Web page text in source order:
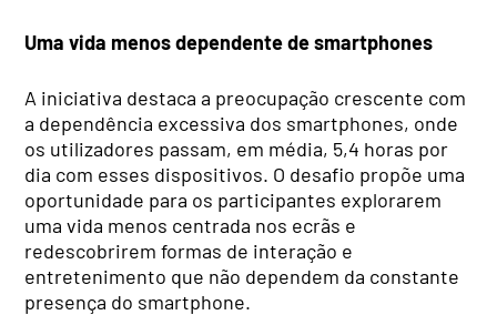
Uma vida menos dependente de smartphones
A iniciativa destaca a preocupação crescente com
a dependência excessiva dos smartphones, onde
os utilizadores passam, em média, 5,4 horas por
dia com esses dispositivos. O desafio propõe uma
oportunidade para os participantes explorarem
uma vida menos centrada nos ecrãs e
redescobrirem formas de interação e
entretenimento que não dependem da constante
presença do smartphone.